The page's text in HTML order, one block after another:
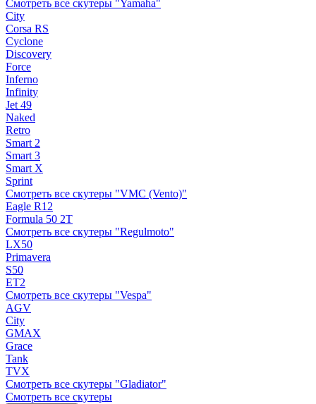
Смотреть все скутеры "Yamaha"
City
Corsa RS
Cyclone
Discovery
Force
Inferno
Infinity
Jet 49
Naked
Retro
Smart 2
Smart 3
Smart X
Sprint
Смотреть все скутеры "VMC (Vento)"
Eagle R12
Formula 50 2Т
Смотреть все скутеры "Regulmoto"
LX50
Primavera
S50
ET2
Смотреть все скутеры "Vespa"
AGV
City
GMAX
Grace
Tank
TVX
Смотреть все скутеры "Gladiator"
Смотреть все скутеры